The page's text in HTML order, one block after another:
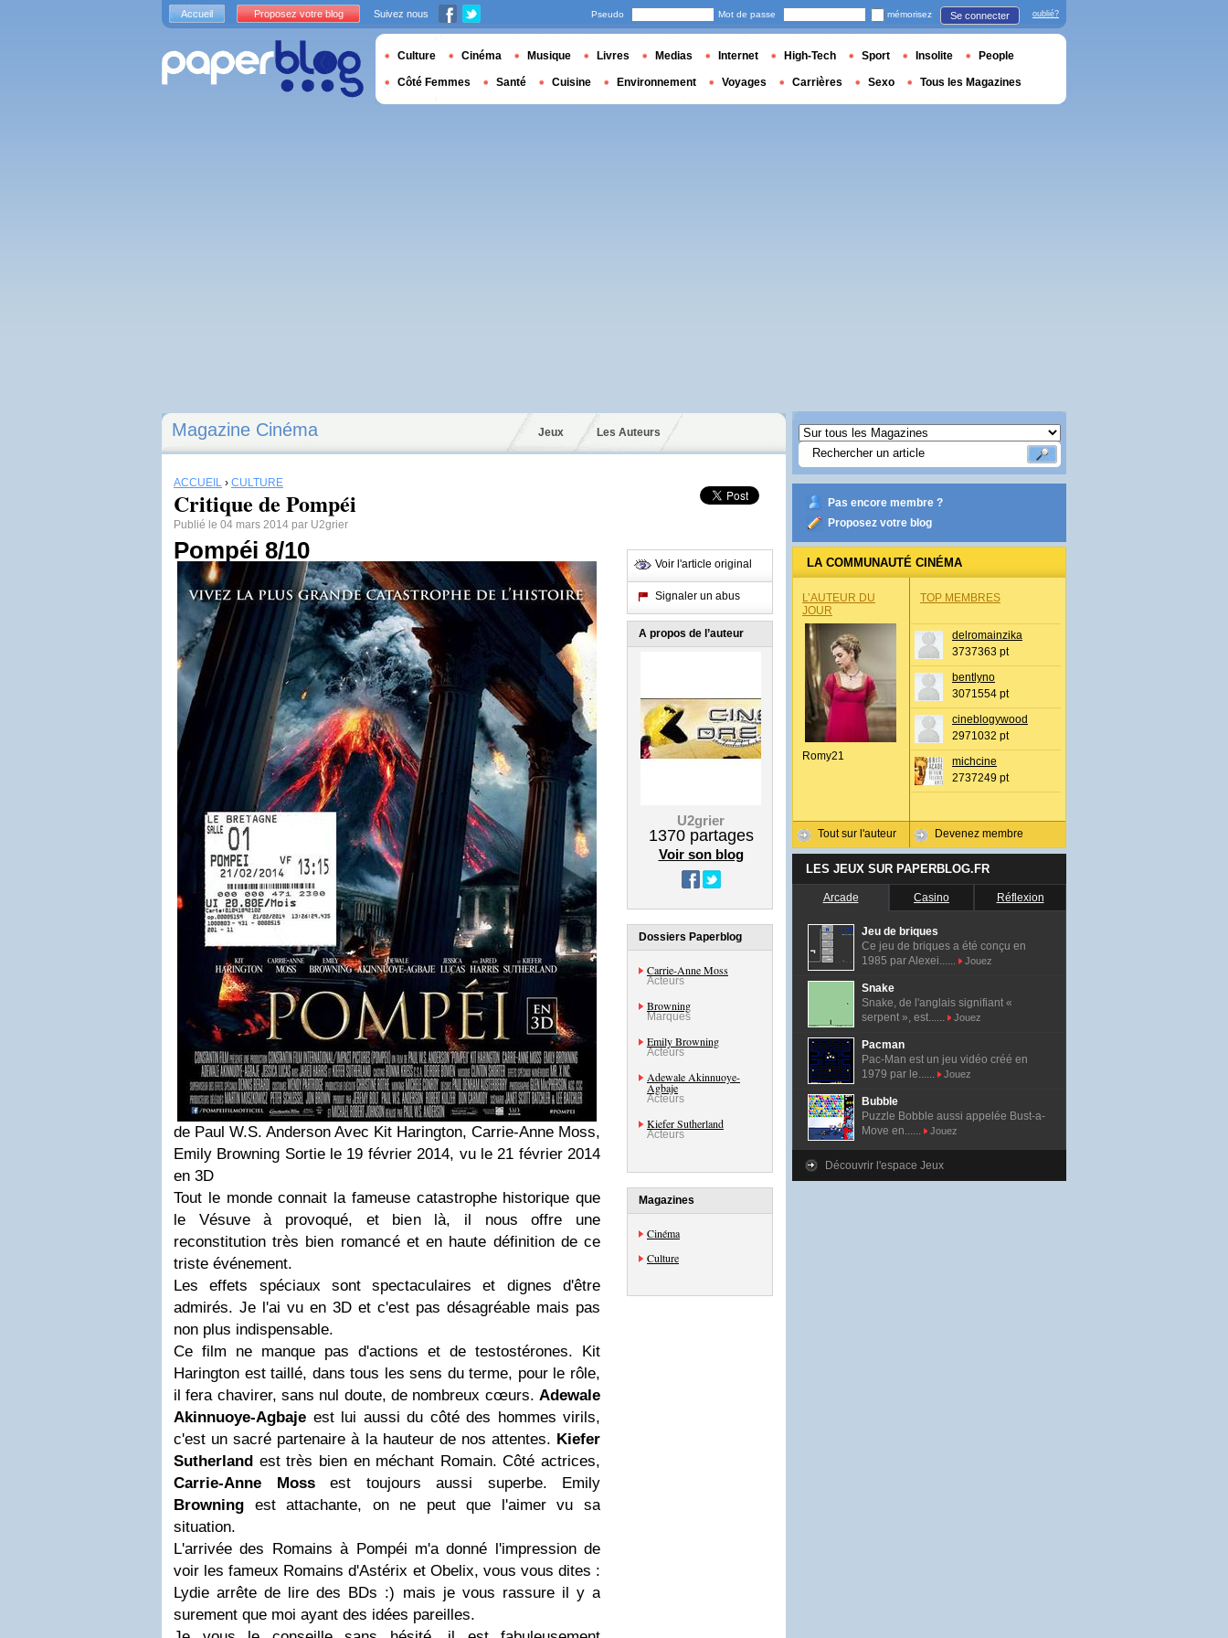
Magazine Cinéma Jeux Les Auteurs
ACCUEIL › CULTURE
Critique de Pompéi
Publié le 04 mars 2014 par U2grier
Pompéi 8/10
de Paul W.S. Anderson Avec Kit Harington, Carrie-Anne Moss,
Emily Browning Sortie le 19 février 2014, vu le 21 février 2014
en 3D
Tout le monde connait la fameuse catastrophe historique que
le Vésuve à provoqué, et bien là, il nous offre une
reconstitution très bien romancé et en haute définition de ce
triste événement.
Les effets spéciaux sont spectaculaires et dignes d'être
admirés. Je l'ai vu en 3D et c'est pas désagréable mais pas
non plus indispensable.
Ce film ne manque pas d'actions et de testostérones. Kit
Harington est taillé, dans tous les sens du terme, pour le rôle,
il fera chavirer, sans nul doute, de nombreux cœurs. Adewale
Akinnuoye-Agbaje est lui aussi du côté des hommes virils,
c'est un sacré partenaire à la hauteur de nos attentes. Kiefer
Sutherland est très bien en méchant Romain. Côté actrices,
Carrie-Anne Mossest toujours aussi superbe. Emily
Browning est attachante, on ne peut que l'aimer vu sa
situation.
L'arrivée des Romains à Pompéi m'a donné l'impression de
voir les fameux Romains d'Astérix et Obelix, vous vous dites :
Lydie arrête de lire des BDs :) mais je vous rassure il y a
surement que moi ayant des idées pareilles.
Voir l'article original
Signaler un abus
A propos de l’auteur
U2grier
1370partages
Voir son blog
Dossiers Paperblog
Carrie-Anne Moss
Acteurs
Browning
Marques
Emily Browning
Acteurs
Adewale Akinnuoye-
Agbaje
Acteurs
Kiefer Sutherland
Acteurs
Magazines
Cinéma
Culture
Pas encore membre ?
Proposez votre blog
LA COMMUNAUTÉ CINÉMA
L’AUTEUR DU
JOUR
Romy21
Tout sur l'auteur
TOP MEMBRES
delromainzika
3737363 pt
bentlyno
3071554 pt
cineblogywood
2971032 pt
michcine
2737249 pt
Devenez membre
LES JEUX SUR PAPERBLOG.FR
Arcade Casino Réflexion
Jeu de briques
Ce jeu de briques a été conçu en
1985 par Alexei......
Jouez
Snake
Snake, de l'anglais signifiant «
serpent », est......
Jouez
Pacman
Pac-Man est un jeu vidéo créé en
1979 par le......
Jouez
Bubble
Puzzle Bobble aussi appelée Bust-a-
Move en......
Jouez
Découvrir l'espace Jeux
Accueil Proposez votre blog Suivez nous Pseudo Mot de passe mémorisez Se connecter oublié?
Culture Cinéma Musique Livres Medias Internet High-Tech Sport Insolite People
Côté Femmes Santé Cuisine Environnement Voyages Carrières Sexo Tous les Magazines